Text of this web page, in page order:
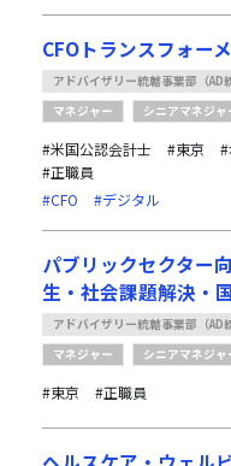
CFOトランスフォー
アドバイザリー統轄事業部（AD
マネジャー
シニアマネジャ
#米国公認会計士 #東京
#正職員
#CFO
#デジタル
パブリックセクター
生・社会課題解決・
アドバイザリー統轄事業部（AD
マネジャー
シニアマネジャ
#東京 #正職員